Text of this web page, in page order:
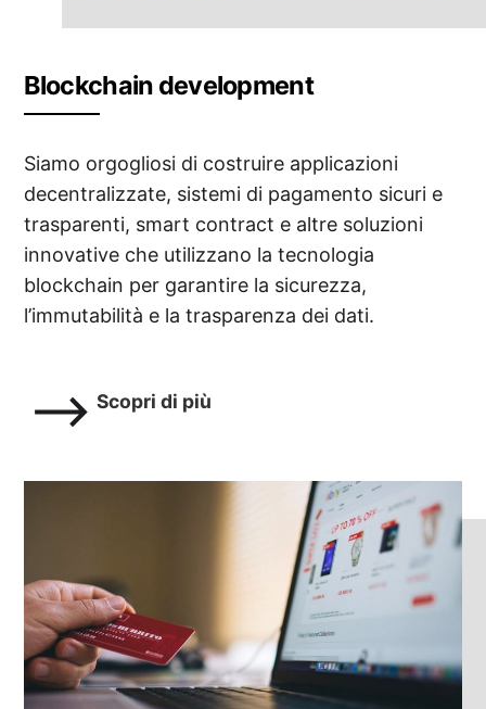
Blockchain development
Siamo orgogliosi di costruire applicazioni
decentralizzate, sistemi di pagamento sicuri e
trasparenti, smart contract e altre soluzioni
innovative che utilizzano la tecnologia
blockchain per garantire la sicurezza,
l’immutabilità e la trasparenza dei dati.
Scopri di più